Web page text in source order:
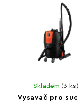
Vysavač pro
Skladem (3 ks)